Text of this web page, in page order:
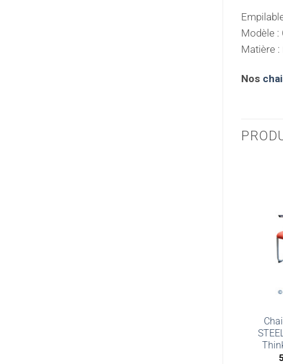
Modèle :
Matière :
Nos